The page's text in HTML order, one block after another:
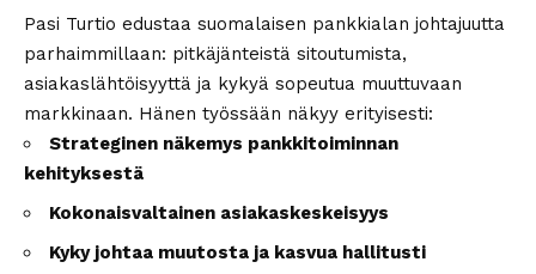
Pasi Turtio edustaa suomalaisen pankkialan johtajuutta
parhaimmillaan: pitkäjänteistä sitoutumista,
asiakaslähtöisyyttä ja kykyä sopeutua muuttuvaan
markkinaan. Hänen työssään näkyy erityisesti:
Strateginen näkemys pankkitoiminnan
kehityksestä
Kokonaisvaltainen asiakaskeskeisyys
Kyky johtaa muutosta ja kasvua hallitusti